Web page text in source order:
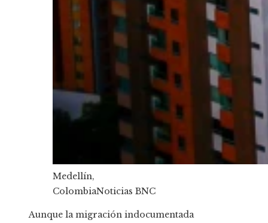
Medellín,
ColombiaNoticias BNC
Aunque la migración indocumentada